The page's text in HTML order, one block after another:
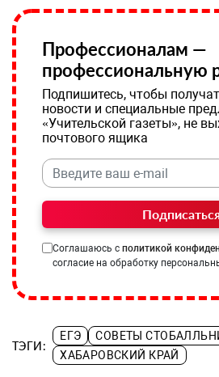
Профессионалам —
профессиональную
Подпишитесь, чтобы
новости и специальные
«Учительской газеты», не
почтового ящика
Соглашаюсь с политикой
согласие на обработку
ТЭГИ:
ЕГЭ
СОВЕТЫ
ХАБАРОВСКИЙ КРАЙ